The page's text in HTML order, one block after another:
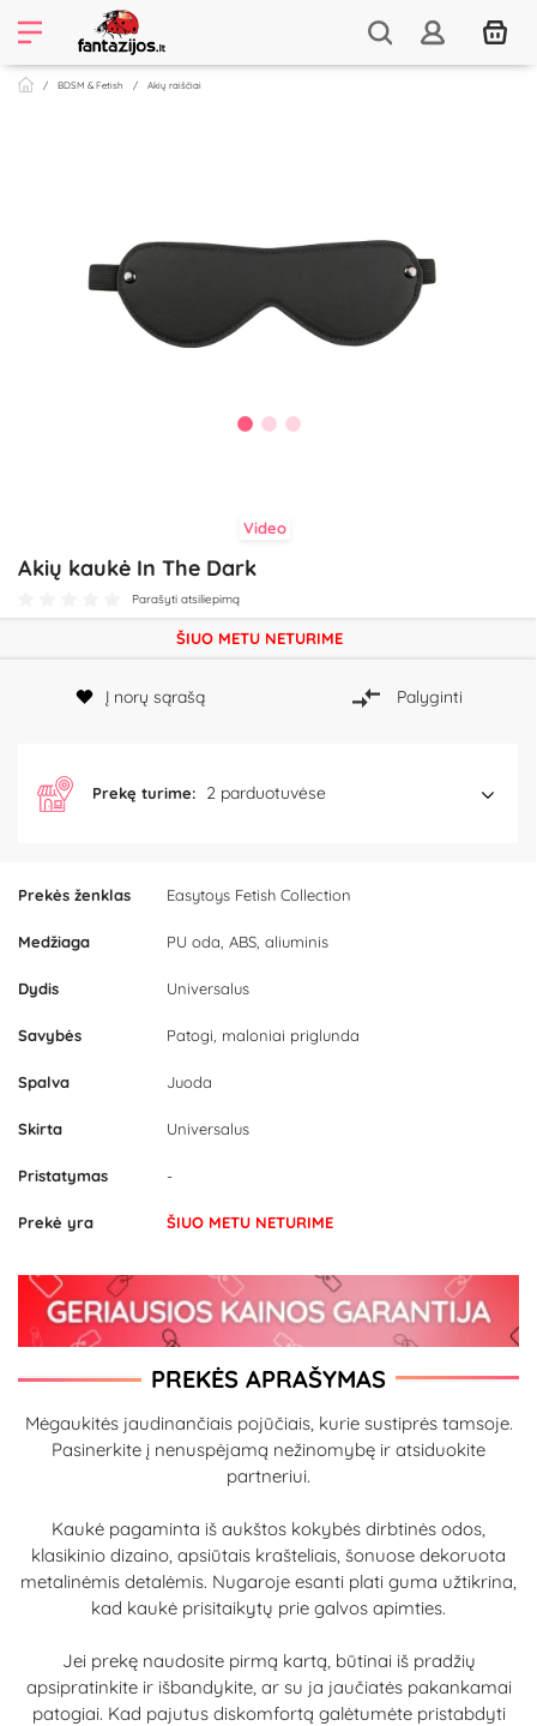
BDSM & Fetish Akių raiščiai
Video
Akių kaukė In The Dark
Parašyti atsiliepimą
Prekės ženklas Easytoys Fetish Collection
Medžiaga PU oda, ABS, aliuminis
Dydis Universalus
Savybės Patogi, maloniai priglunda
Spalva Juoda
Skirta Universalus
Pristatymas -
Prekė yra ŠIUO METU NETURIME
ŠIUO METU NETURIME
Į norų sąrašą Palyginti
Prekę turime: 2 parduotuvėse
PREKĖS APRAŠYMAS
Mėgaukitės jaudinančiais pojūčiais, kurie sustiprės tamsoje.
Pasinerkite į nenuspėjamą nežinomybę ir atsiduokite
partneriui.
Kaukė pagaminta iš aukštos kokybės dirbtinės odos,
klasikinio dizaino, apsiūtais krašteliais, šonuose dekoruota
metalinėmis detalėmis. Nugaroje esanti plati guma užtikrina,
kad kaukė prisitaikytų prie galvos apimties.
Jei prekę naudosite pirmą kartą, būtinai iš pradžių
apsipratinkite ir išbandykite, ar su ja jaučiatės pakankamai
patogiai. Kad pajutus diskomfortą galėtumėte pristabdyti